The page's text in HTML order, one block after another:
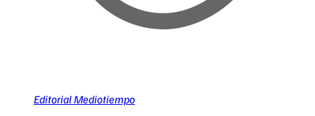
Editorial Mediotiempo